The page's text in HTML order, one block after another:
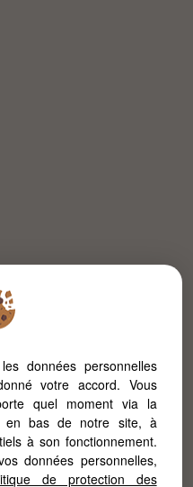
données personnelles
votre accord. Vous
quel moment via la
en bas de notre site, à
à son fonctionnement.
données personnelles,
de protection des